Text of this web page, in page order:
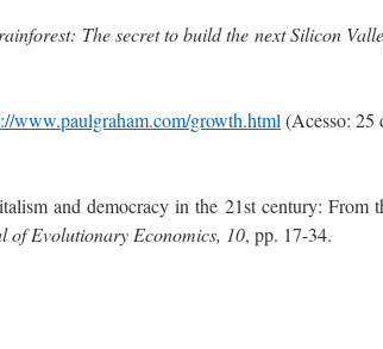
The secret to build the next Silicon
www.paulgraham.com/growth.html (Acesso: 25
and democracy in the 21st century: From
of Evolutionary Economics, 10, pp. 17-34.